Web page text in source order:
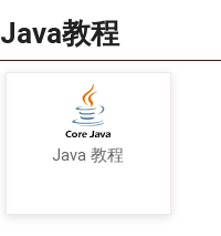
Java教程
Java 教程